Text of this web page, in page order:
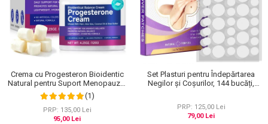
Crema cu Progesteron Bioidentic
Natural pentru Suport Menopauza,
Menstruatie si Echilibru Hormonal,
120 g
(1)
PRP: 135,00 Lei
95,00 Lei
Set Plasturi pentru Îndepărtarea
Negilor și Coșurilor, 144 bucăți,
PRP: 125,00 Lei
79,00 Lei